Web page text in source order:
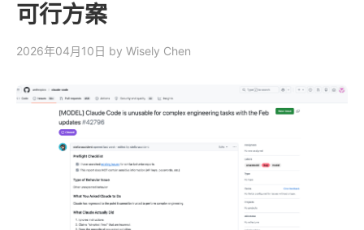
可行方案
2026年04月10日 by Wisely Chen